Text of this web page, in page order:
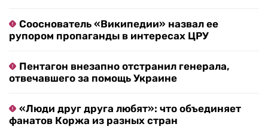
Сооснователь «Википедии» назвал ее
рупором пропаганды в интересах ЦРУ
Пентагон внезапно отстранил генерала,
отвечавшего за помощь Украине
«Люди друг друга любят»: что объединяет
фанатов Коржа из разных стран